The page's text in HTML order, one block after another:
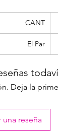
CANT
El Par
Deja la
una reseña